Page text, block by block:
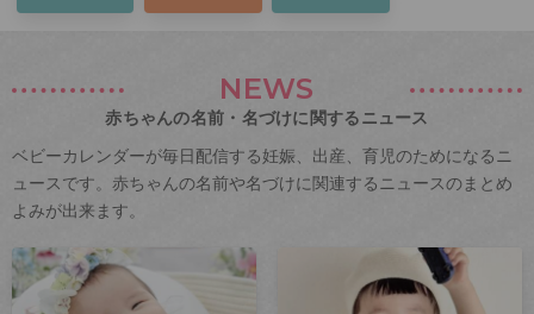
NEWS
赤ちゃんの名前・名づけに関するニュース
ベビーカレンダーが毎日配信する妊娠、出産、育児のためになるニ
ュースです。赤ちゃんの名前や名づけに関連するニュースのまとめ
よみが出来ます。